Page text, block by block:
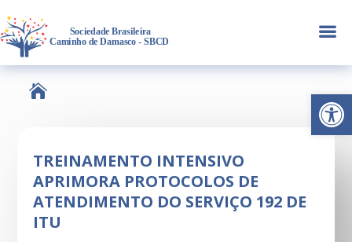
Abrir
a

TREINAMENTO INTENSIVO
APRIMORA PROTOCOLOS DE
ATENDIMENTO DO SERVIÇO 192 DE
ITU